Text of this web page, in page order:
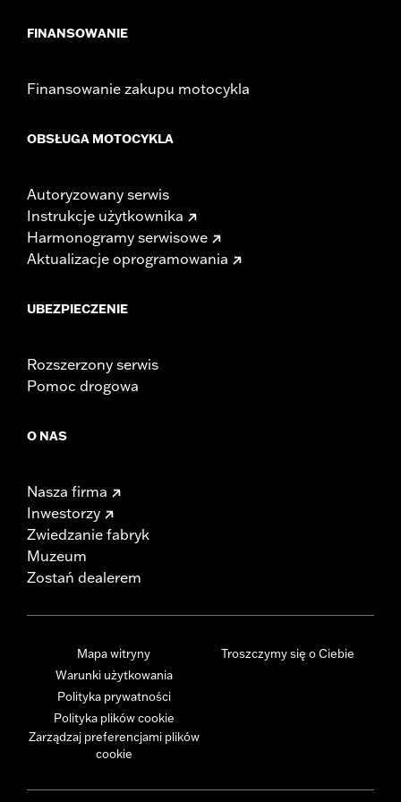
FINANSOWANIE
Finansowanie zakupu motocykla
OBSŁUGA MOTOCYKLA
Autoryzowany serwis
Instrukcje użytkownika
Harmonogramy serwisowe
Aktualizacje oprogramowania
UBEZPIECZENIE
Rozszerzony serwis
Pomoc drogowa
O NAS
Nasza firma
Inwestorzy
Zwiedzanie fabryk
Muzeum
Zostań dealerem
Mapa witryny
Warunki użytkowania
Polityka prywatności
Polityka plików cookie
Zarządzaj preferencjami plików
cookie
Troszczymy się o Ciebie